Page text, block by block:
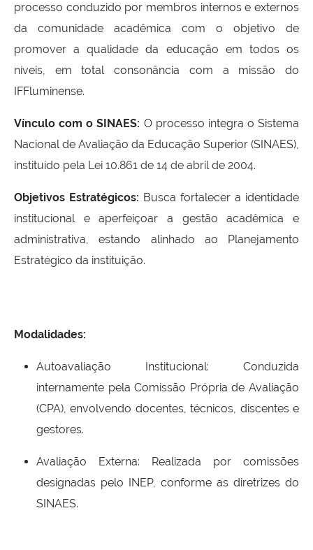
processo conduzido por membros internos e externos
da comunidade acadêmica com o objetivo de
promover a qualidade da educação em todos os
níveis, em total consonância com a missão do
IFFluminense.
Vínculo com o SINAES: O processo integra o Sistema
Nacional de Avaliação da Educação Superior (SINAES),
instituído pela Lei 10.861 de 14 de abril de 2004.
Objetivos Estratégicos: Busca fortalecer a identidade
institucional e aperfeiçoar a gestão acadêmica e
administrativa, estando alinhado ao Planejamento
Estratégico da instituição.
Modalidades:
Autoavaliação Institucional: Conduzida
internamente pela Comissão Própria de Avaliação
(CPA), envolvendo docentes, técnicos, discentes e
gestores.
Avaliação Externa: Realizada por comissões
designadas pelo INEP, conforme as diretrizes do
SINAES.